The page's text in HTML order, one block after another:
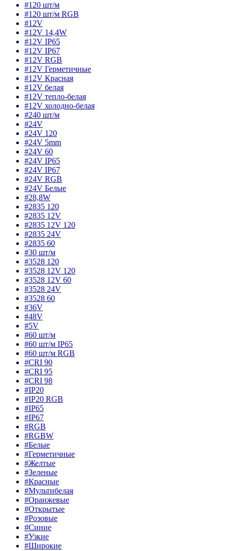
#120 шт/м
#120 шт/м RGB
#12V
#12V 14,4W
#12V IP65
#12V IP67
#12V RGB
#12V Герметичные
#12V Красная
#12V белая
#12V тепло-белая
#12V холодно-белая
#240 шт/м
#24V
#24V 120
#24V 5mm
#24V 60
#24V IP65
#24V IP67
#24V RGB
#24V Белые
#28,8W
#2835 120
#2835 12V
#2835 12V 120
#2835 24V
#2835 60
#30 шт/м
#3528 120
#3528 12V 120
#3528 12V 60
#3528 24V
#3528 60
#36V
#48V
#5V
#60 шт/м
#60 шт/м IP65
#60 шт/м RGB
#CRI 90
#CRI 95
#CRI 98
#IP20
#IP20 RGB
#IP65
#IP67
#RGB
#RGBW
#Белые
#Герметичные
#Желтые
#Зеленые
#Красные
#Мультибелая
#Оранжевые
#Открытые
#Розовые
#Синие
#Узкие
#Широкие